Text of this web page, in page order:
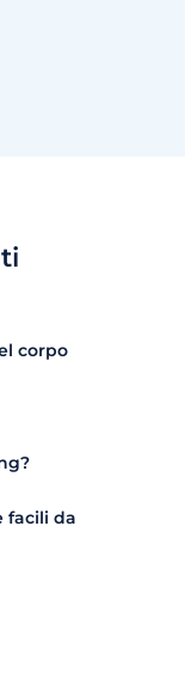
corpo
facili da